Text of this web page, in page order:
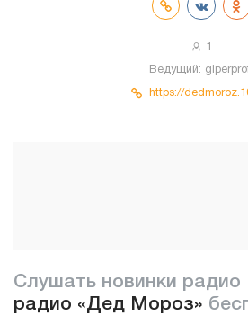
1
Ведущий:
https://
Слушать новинки радио
радио «Дед Мороз»